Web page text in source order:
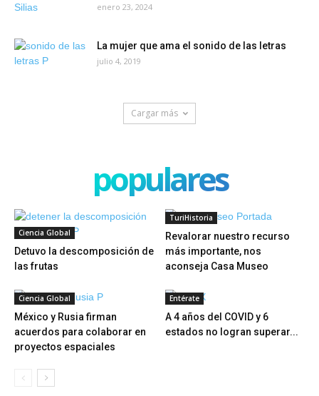
enero 23, 2024
La mujer que ama el sonido de las letras
julio 4, 2019
Cargar más
populares
Ciencia Global
Detuvo la descomposición de
las frutas
TuriHistoria
Revalorar nuestro recurso
más importante, nos
aconseja Casa Museo
Ciencia Global
México y Rusia firman
acuerdos para colaborar en
proyectos espaciales
Entérate
A 4 años del COVID y 6
estados no logran superar...